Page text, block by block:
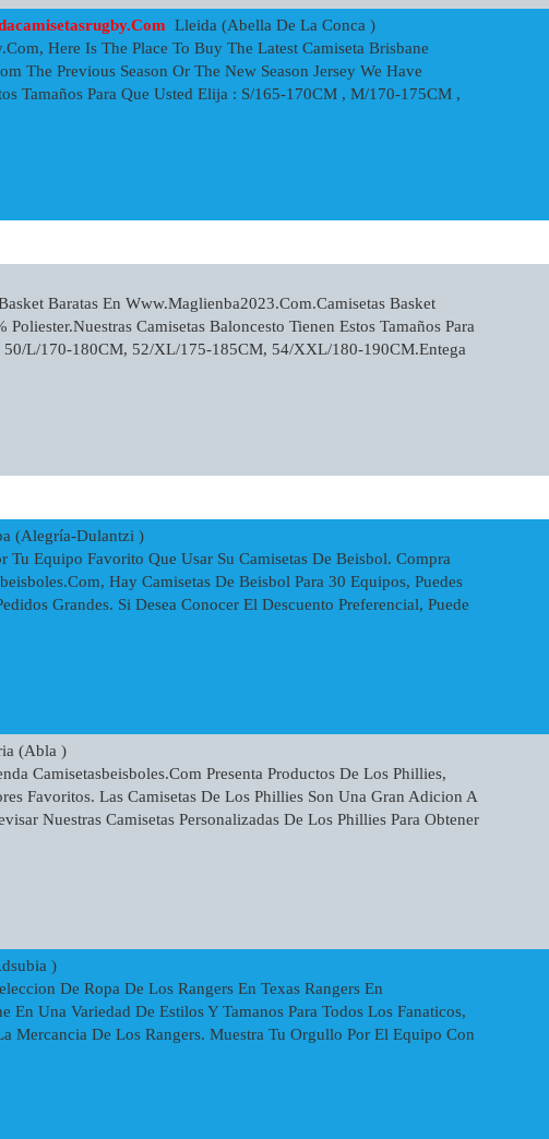
Lleida (Abella De La Conca )
Here Is The Place To Buy The Latest Camiseta Brisbane
The Previous Season Or The New Season Jersey We Have
Tamaños Para Que Usted Elija : S/165-170CM , M/170-175CM ,
Baratas En Www.maglienba2023.com.Camisetas Basket
Camisetas Baloncesto Tienen Estos Tamaños Para
L/170-180CM, 52/XL/175-185CM, 54/XXL/180-190CM.Entega
(Alegría-Dulantzi )
Tu Equipo Favorito Que Usar Su Camisetas De Beisbol. Compra
Hay Camisetas De Beisbol Para 30 Equipos, Puedes
Grandes. Si Desea Conocer El Descuento Preferencial, Puede
(Abla )
Camisetasbeisboles.com Presenta Productos De Los Phillies,
Favoritos. Las Camisetas De Los Phillies Son Una Gran Adicion A
Nuestras Camisetas Personalizadas De Los Phillies Para Obtener
)
De Ropa De Los Rangers En Texas Rangers En
Una Variedad De Estilos Y Tamanos Para Todos Los Fanaticos,
Mercancia De Los Rangers. Muestra Tu Orgullo Por El Equipo Con